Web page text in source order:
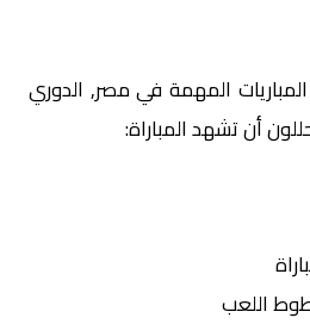
المهمة في مصر, الدوري
أن تشهد المباراة:
اللعب